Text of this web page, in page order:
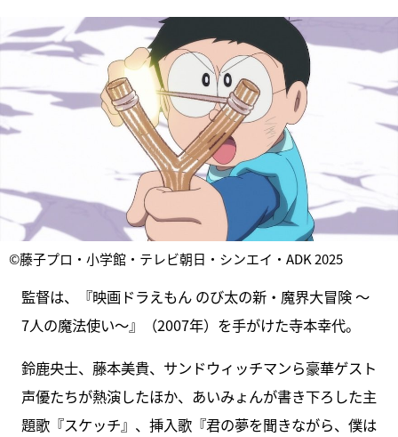
©藤子プロ・小学館・テレビ朝日・シンエイ・ADK 2025
監督は、『映画ドラえもん のび太の新・魔界大冒険 〜
7人の魔法使い〜』（2007年）を手がけた寺本幸代。
鈴鹿央士、藤本美貴、サンドウィッチマンら豪華ゲスト
声優たちが熱演したほか、あいみょんが書き下ろした主
題歌『スケッチ』、挿入歌『君の夢を聞きながら、僕は